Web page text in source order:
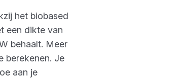
het biobased
een dikte van
behaalt. Meer
berekenen. Je
aan je